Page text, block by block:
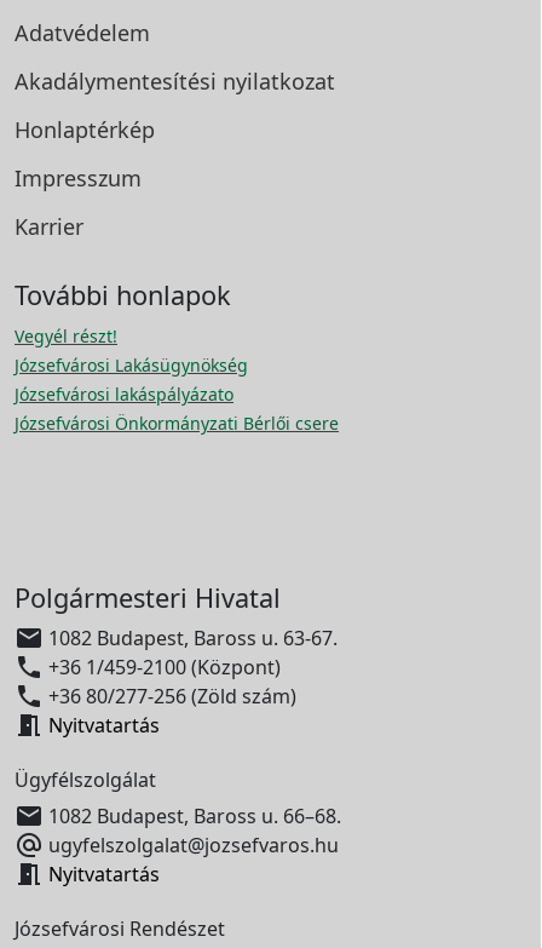
Adatvédelem
Akadálymentesítési nyilatkozat
Honlaptérkép
Impresszum
Karrier
További honlapok
Vegyél részt!
Józsefvárosi Lakásügynökség
Józsefvárosi lakáspályázato
Józsefvárosi Önkormányzati Bérlői csere
Polgármesteri Hivatal
 1082 Budapest, Baross u. 63-67.
 +36 1/459-2100 (Központ)
 +36 80/277-256 (Zöld szám)
 Nyitvatartás
Ügyfélszolgálat
 1082 Budapest, Baross u. 66–68.
 ugyfelszolgalat@jozsefvaros.hu
 Nyitvatartás
Józsefvárosi Rendészet